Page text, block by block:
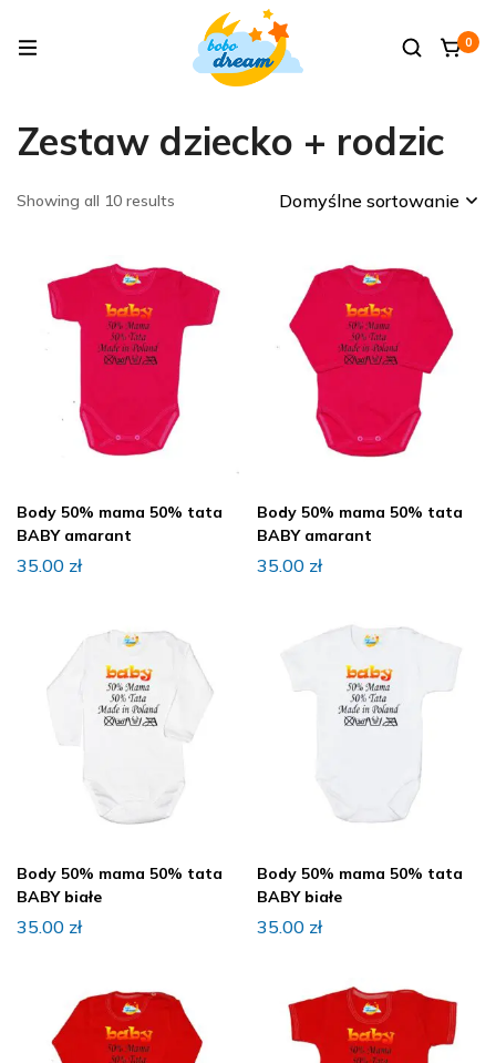
0
Zestaw dziecko + rodzic
Showing all 10 results Domyślne sortowanie
Body 50% mama 50% tata
BABY amarant
35.00 zł
Body 50% mama 50% tata
BABY amarant
35.00 zł
Body 50% mama 50% tata
BABY białe
35.00 zł
Body 50% mama 50% tata
BABY białe
35.00 zł